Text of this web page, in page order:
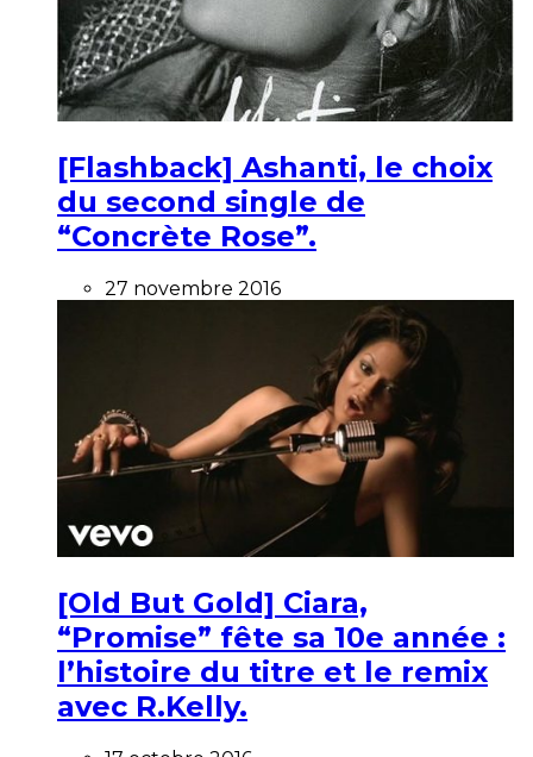
[Flashback] Ashanti, le choix
du second single de
“Concrète Rose”.
27 novembre 2016
[Old But Gold] Ciara,
“Promise” fête sa 10e année :
l’histoire du titre et le remix
avec R.Kelly.